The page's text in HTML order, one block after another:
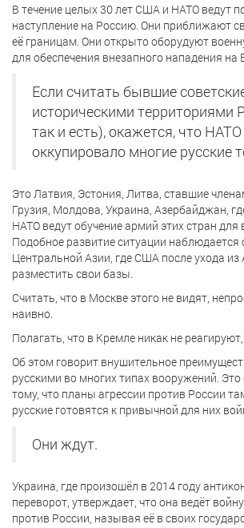
В течение целых 30 лет США и НАТО ведут
наступление на Россию. Они приближают
её границам. Они открыто оборудуют
для обеспечения внезапного нападения на
Если считать бывшие
историческими территориями
так и есть), окажется, что
оккупировало многие русские
Это Латвия, Эстония, Литва, ставшие
Грузия, Молдова, Украина, Азербайджан,
НАТО ведут обучение армий этих стран для
Подобное развитие ситуации наблюдается
Центральной Азии, где США после ухода из
разместить свои базы.
Считать, что в Москве этого не видят,
наивно.
Полагать, что в Кремле никак не реагируют,
Об этом говорит внушительное
русскими во многих типах вооружений. Это
тому, что планы агрессии против России
русские готовятся к привычной для них
Они ждут.
Украина, где произошёл в 2014 году
переворот, утверждает, что она ведёт
против России, называя её в своих